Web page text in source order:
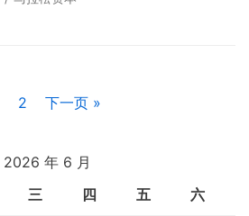
2 下一页 »
2026 年 6 月
三 四 五 六